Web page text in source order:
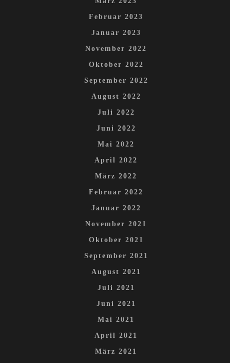
Februar 2023
Januar 2023
November 2022
Oktober 2022
September 2022
August 2022
Juli 2022
Juni 2022
Mai 2022
April 2022
März 2022
Februar 2022
Januar 2022
November 2021
Oktober 2021
September 2021
August 2021
Juli 2021
Juni 2021
Mai 2021
April 2021
März 2021